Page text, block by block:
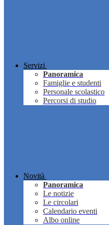
Servizi
Panoramica
Famiglie e studenti
Personale scolastico
Percorsi di studio
Novità
Panoramica
Le notizie
Le circolari
Calendario eventi
Albo online